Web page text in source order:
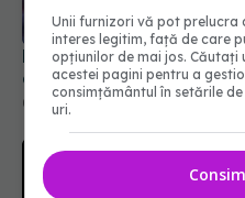
Proteina care hrănește
dezvolte
07 mar 2026, 15:29
Unii furnizori vă pot prelucra
interes legitim, față de care
opțiunilor de mai jos. Căutați
acestei pagini pentru a
consimțământul în setările
uri.